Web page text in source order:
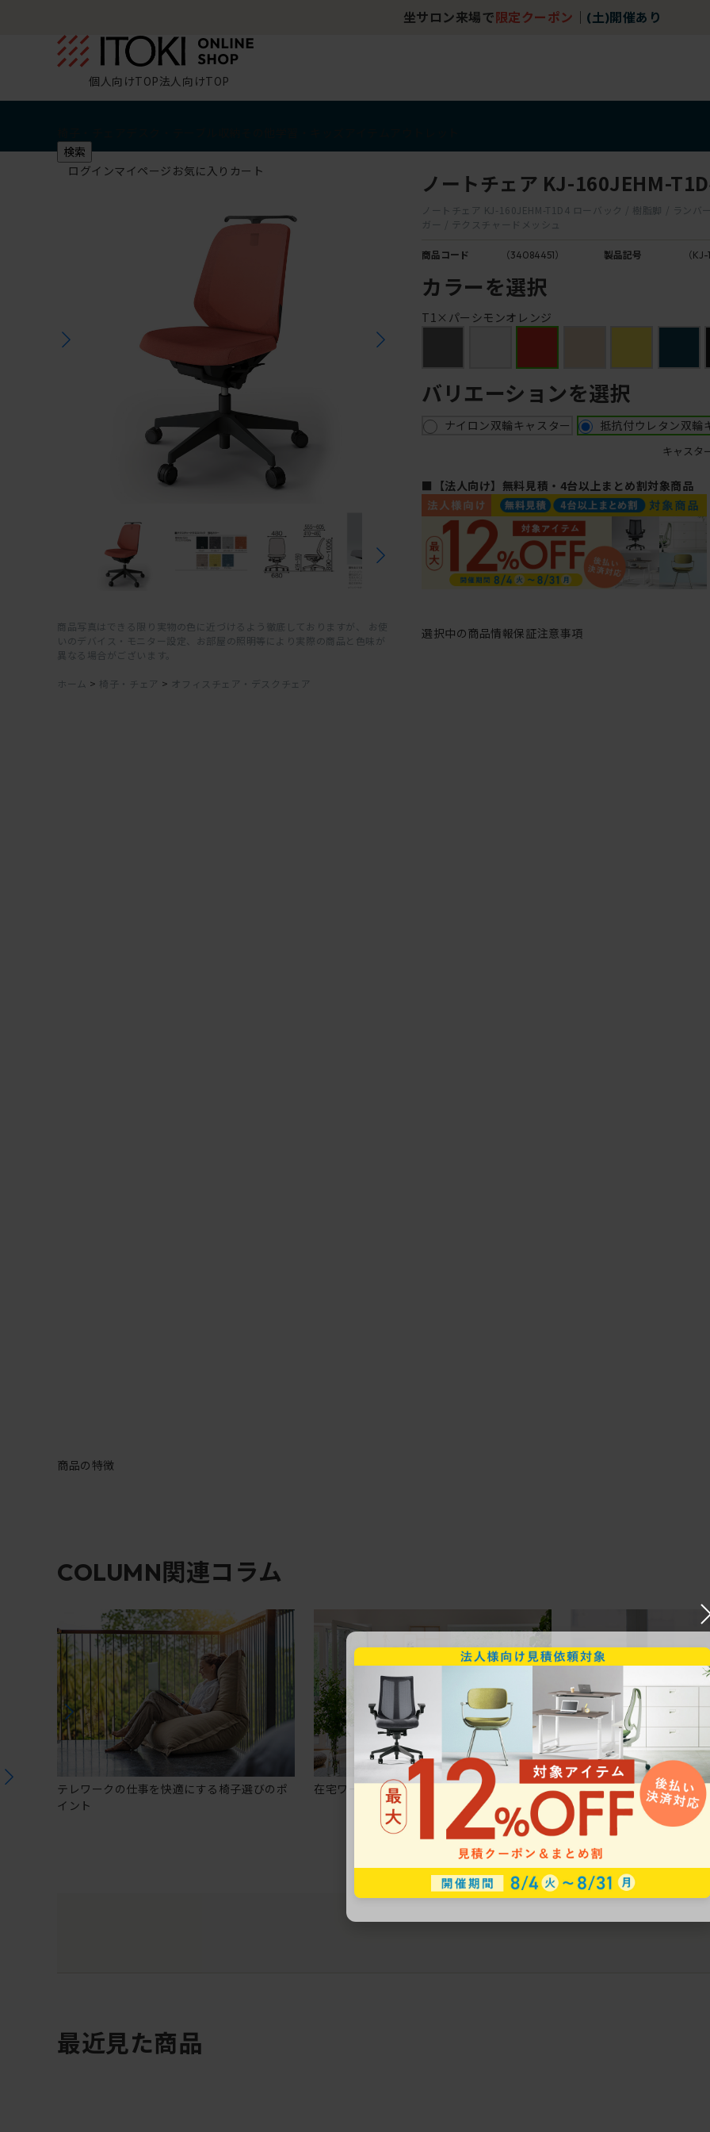
坐サロン来場で 限定クーポン (土)開催あり
個人向けTOP法人向けTOP
検索
ログインマイページ お気に入り カート
商品写真はできる限り実物の色に近づけるよう徹底しておりますが、 お使
いのデバイス・モニター設定、お部屋の照明等により実際の商品と色味が
異なる場合がございます。
ホーム > 椅子・チェア > オフィスチェア・デスクチェア
ノートチェア KJ-160JEHM-
ノートチェア KJ-160JEHM-T1D4 ローバック / 樹脂脚 / ランバ
ガー / テクスチャードメッシュ
商品コード （34084451） 製品記号 （
カラーを選択
T1×パーシモンオレンジ
バリエーションを選択
ナイロン双輪キャスター 抵抗付ウレタン双輪
キャスタ
■【法人向け】無料見積・4台以上まとめ割対象商品
選択中の商品情報保証注意事項
商品の特徴
COLUMN関連コラム
テレワークの仕事を快適にする椅子選びのポ
イント
在宅ワークにおすすめのオフィスチェア5選
椅子に座っているのに疲
疲れにくいチェアの選び方
最近見た商品